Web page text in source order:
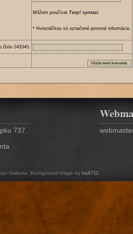
Môžete používat Texy! syntaxi.
* Hviezdičkou sú označené povinné informácie.
číslo 543345:
737
Galanta. Background image by bs4711